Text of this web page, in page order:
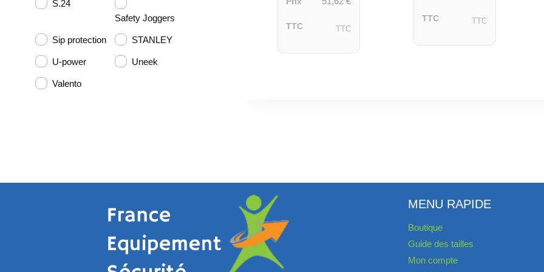
TTC TTC
TTC TTC
S.24
Safety Joggers
Sip protection STANLEY
U-power Uneek
Valento
MENU RAPIDE
Boutique
Guide des tailles
Mon compte